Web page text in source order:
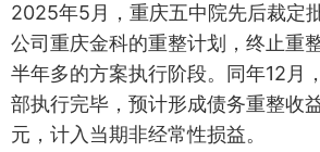
2025年5月，重庆五中院先后裁定
公司重庆金科的重整计划，终止重
半年多的方案执行阶段。同年12月
部执行完毕，预计形成债务重整收
元，计入当期非经常性损益。